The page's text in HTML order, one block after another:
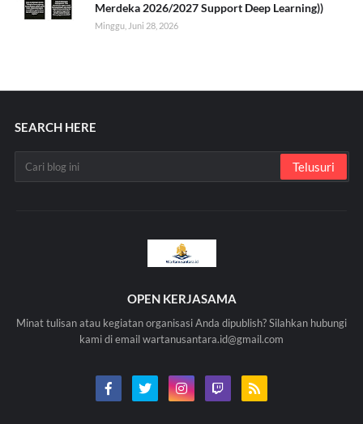
Merdeka 2026/2027 Support Deep Learning))
Minggu, Juni 28, 2026
SEARCH HERE
OPEN KERJASAMA
Minat tulisan atau kegiatan organisasi Anda dipublish? Silahkan hubungi
kami di email wartanusantara.id@gmail.com